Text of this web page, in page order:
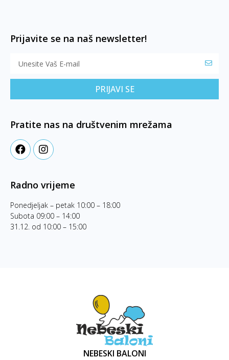
Prijavite se na naš newsletter!
PRIJAVI SE
Pratite nas na društvenim mrežama
Radno vrijeme
Ponedjeljak – petak 10:00 – 18:00
Subota 09:00 – 14:00
31.12. od 10:00 – 15:00
NEBESKI BALONI